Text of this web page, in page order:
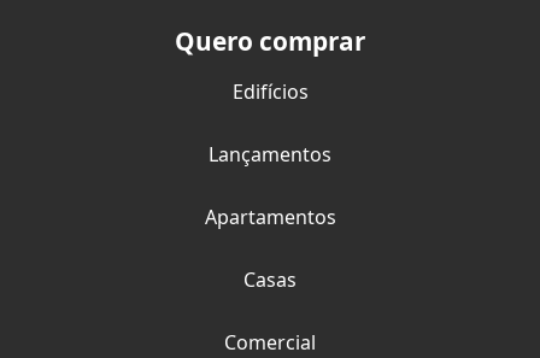
Quero comprar
Edifícios
Lançamentos
Apartamentos
Casas
Comercial